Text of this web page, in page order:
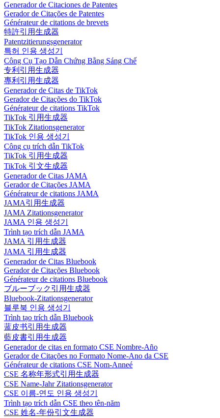
Generador de Citaciones de Patentes
Gerador de Citações de Patentes
Générateur de citations de brevets
特許引用生成器
Patentzitierungsgenerator
특허 인용 생성기
Công Cụ Tạo Dẫn Chứng Bằng Sáng Chế
专利引用生成器
專利引用生成器
Generador de Citas de TikTok
Gerador de Citações do TikTok
Générateur de citations TikTok
TikTok 引用生成器
TikTok Zitationsgenerator
TikTok 인용 생성기
Công cụ trích dẫn TikTok
TikTok 引用生成器
TikTok 引文生成器
Generador de Citas JAMA
Gerador de Citações JAMA
Générateur de citations JAMA
JAMA引用生成器
JAMA Zitationsgenerator
JAMA 인용 생성기
Trình tạo trích dẫn JAMA
JAMA 引用生成器
JAMA 引用生成器
Generador de Citas Bluebook
Gerador de Citações Bluebook
Générateur de citations Bluebook
ブルーブック引用生成器
Bluebook-Zitationsgenerator
블루북 인용 생성기
Trình tạo trích dẫn Bluebook
蓝皮书引用生成器
藍皮書引用生成器
Generador de citas en formato CSE Nombre-Año
Gerador de Citações no Formato Nome-Ano da CSE
Générateur de citations CSE Nom-Anneé
CSE 名称年形式引用生成器
CSE Name-Jahr Zitationsgenerator
CSE 이름-연도 인용 생성기
Trình tạo trích dẫn CSE theo tên-năm
CSE 姓名-年份引文生成器